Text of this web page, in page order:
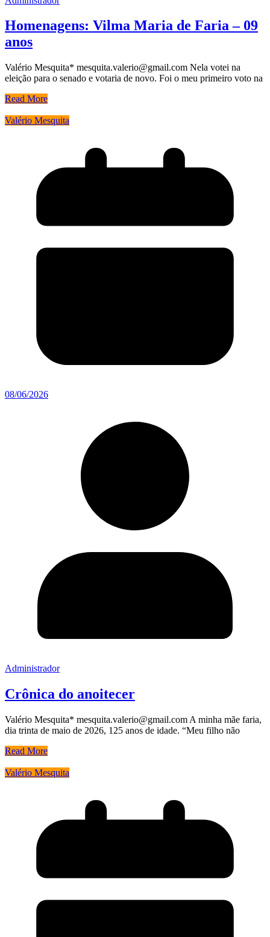
Homenagens: Vilma Maria de Faria – 09
anos
Valério Mesquita* mesquita.valerio@gmail.com Nela votei na
eleição para o senado e votaria de novo. Foi o meu primeiro voto na
Read More
Valério Mesquita
08/06/2026
Administrador
Crônica do anoitecer
Valério Mesquita* mesquita.valerio@gmail.com A minha mãe faria,
dia trinta de maio de 2026, 125 anos de idade. “Meu filho não
Read More
Valério Mesquita